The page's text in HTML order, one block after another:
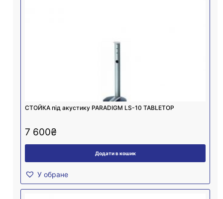
СТОЙКА під акустику PARADIGM LS-10 TABLETOP
7 600₴
Додати в кошик
У обране